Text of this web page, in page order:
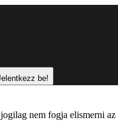
be!
nem fogja elismerni